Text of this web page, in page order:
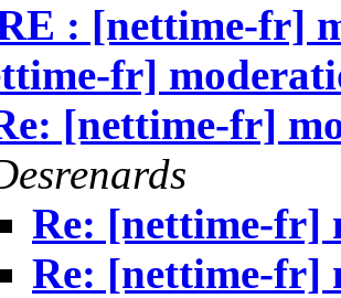
: [nettime-fr]
fr]
[nettime-fr]
Re: [nettime-fr]
Re: [nettime-fr]